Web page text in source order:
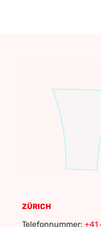
ZÜRICH
Telefonnummer: +41